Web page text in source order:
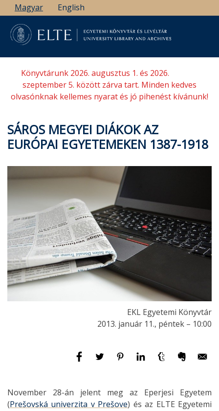
Ugrás
a
tartalomra
Magyar English
Könyvtárunk 2026. augusztus 1. és 2026.
szeptember 5. között zárva tart. Minden kedves
olvasónknak kellemes nyarat és jó pihenést kívánunk!
SÁROS MEGYEI DIÁKOK AZ
EURÓPAI EGYETEMEKEN 1387-1918
EKL Egyetemi Könyvtár
2013. január 11., péntek – 10:00
November 28-án jelent meg az Eperjesi Egyetem
(Prešovská univerzita v Prešove) és az ELTE Egyetemi